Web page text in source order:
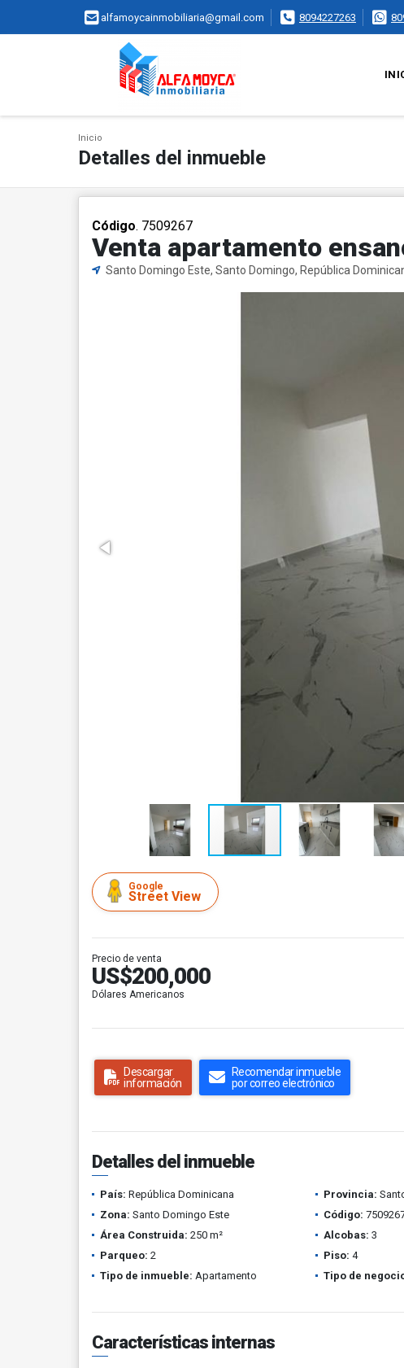
alfamoycainmobiliaria@gmail.com 8094227263
Inicio
Detalles del inmueble
Código. 7509267
Venta apartamento
Santo Domingo Este, Santo Domingo, República
Google
Street View
Precio de venta
US$200,000
Dólares Americanos
Descargar
información
Recomendar inmueble
por correo electrónico
Detalles del inmueble
País: República Dominicana Provincia:
Zona: Santo Domingo Este Código:
Área Construida: 250 m² Alcobas: 3
Parqueo: 2 Piso: 4
Tipo de inmueble: Apartamento Tipo de
Características internas